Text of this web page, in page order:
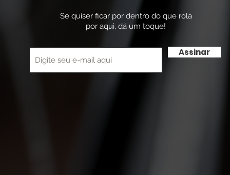
Se quiser ficar por dentro do que rola
por aqui, dá um toque!
Assinar